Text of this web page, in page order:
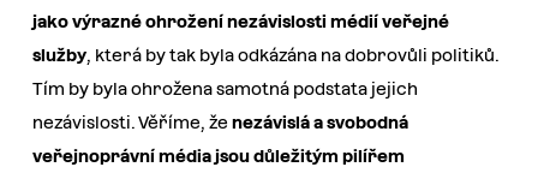
jako výrazné ohrožení nezávislosti médií veřejné
služby, která by tak byla odkázána na dobrovůli politiků.
Tím by byla ohrožena samotná podstata jejich
nezávislosti. Věříme, že nezávislá a svobodná
veřejnoprávní média jsou důležitým pilířem